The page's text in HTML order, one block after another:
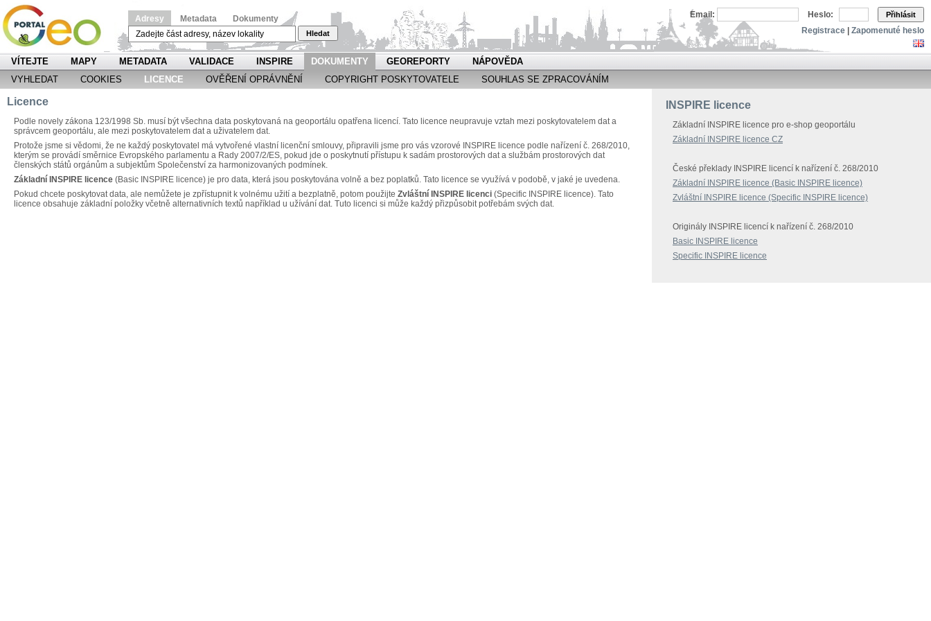
Adresy Metadata Dokumenty
Hledat
Email: Heslo: Přihlásit
Registrace Zapomenuté heslo
VÍTEJTE MAPY METADATA VALIDACE INSPIRE DOKUMENTY GEOREPORTY
NÁPOVĚDA
VYHLEDAT
COOKIES LICENCE OVĚŘENÍ OPRÁVNĚNÍ COPYRIGHT POSKYTOVATELE SOUHLAS SE ZPRACOVÁNÍM
Licence
Podle novely zákona 123/1998 Sb. musí být všechna data poskytovaná na geoportálu opatřena licencí. Tato licence neupravuje vztah mezi poskytovatelem dat a
správcem geoportálu, ale mezi poskytovatelem dat a uživatelem dat.
Protože jsme si vědomi, že ne každý poskytovatel má vytvořené vlastní licenční smlouvy, připravili jsme pro vás vzorové INSPIRE licence podle nařízení č. 268/2010,
kterým se provádí směrnice Evropského parlamentu a Rady 2007/2/ES, pokud jde o poskytnutí přístupu k sadám prostorových dat a službám prostorových dat
členských států orgánům a subjektům Společenství za harmonizovaných podmínek.
Základní INSPIRE licence (Basic INSPIRE licence) je pro data, která jsou poskytována volně a bez poplatků. Tato licence se využívá v podobě, v jaké je uvedena.
Pokud chcete poskytovat data, ale nemůžete je zpřístupnit k volnému užití a bezplatně, potom použijte Zvláštní INSPIRE licenci (Specific INSPIRE licence). Tato
licence obsahuje základní položky včetně alternativních textů například u užívání dat. Tuto licenci si může každý přizpůsobit potřebám svých dat.
INSPIRE licence
Základní INSPIRE licence pro e-shop geoportálu
Základní INSPIRE licence CZ
České překlady INSPIRE licencí k nařízení č. 268/2010
Základní INSPIRE licence (Basic INSPIRE licence)
Zvláštní INSPIRE licence (Specific INSPIRE licence)
Originály INSPIRE licencí k nařízení č. 268/2010
Basic INSPIRE licence
Specific INSPIRE licence